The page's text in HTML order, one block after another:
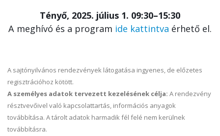
Tényő, 2025. július 1. 09:30–15:30
A meghívó és a program ide kattintva érhető el.
A sajtónyilvános rendezvények látogatása ingyenes, de előzetes
regisztrációhoz kötött.
A személyes adatok tervezett kezelésének célja: A rendezvény
résztvevőivel való kapcsolattartás, információs anyagok
továbbítása. A tárolt adatok harmadik fél felé nem kerülnek
továbbításra.